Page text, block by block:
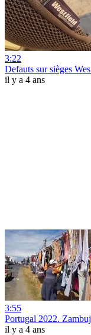
3:22
Defauts sur sièges
il y a 4 ans
3:55
Portugal 2022.
il y a 4 ans